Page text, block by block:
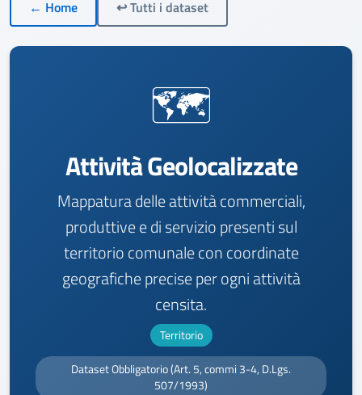
← Home ↩ Tutti i dataset
🗺️
Attività Geolocalizzate
Mappatura delle attività commerciali,
produttive e di servizio presenti sul
territorio comunale con coordinate
geografiche precise per ogni attività
censita.
Territorio
Dataset Obbligatorio (Art. 5, commi 3-4, D.Lgs.
507/1993)